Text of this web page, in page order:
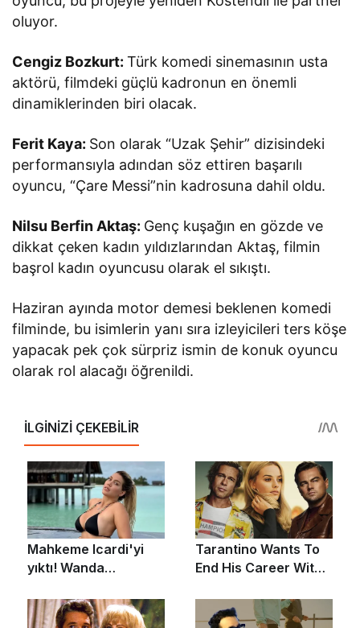
oluyor.
Cengiz Bozkurt:Türk komedi sinemasının usta
aktörü, filmdeki güçlü kadronun en önemli
dinamiklerinden biri olacak.
Ferit Kaya: Son olarak “Uzak Şehir” dizisindeki
performansıyla adından söz ettiren başarılı
oyuncu, “Çare Messi”nin kadrosuna dahil oldu.
Nilsu Berfin Aktaş: Genç kuşağın en gözde ve
dikkat çeken kadın yıldızlarından Aktaş, filmin
başrol kadın oyuncusu olarak el sıkıştı.
Haziran ayında motor demesi beklenen komedi
filminde, bu isimlerin yanı sıra izleyicileri ters köşe
yapacak pek çok sürpriz ismin de konuk oyuncu
olarak rol alacağı öğrenildi.